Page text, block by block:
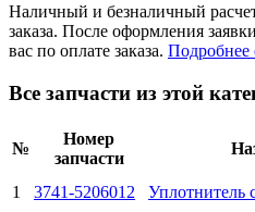
Наличный и безналичный
заказа. После оформления
вас по оплате заказа. Подробнее
Все запчасти из этой
№
Номер
запчасти
1 3741-5206012 Уплотнитель